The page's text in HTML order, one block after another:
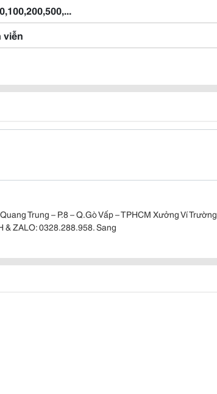
viễn
Trung – P.8 – Q.Gò Vấp – TPHCM Xưởng Ví Trường
& ZALO: 0328.288.958. Sang